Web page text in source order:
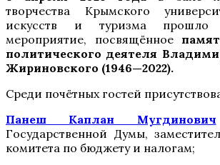
творчества Крымского
искусств и туризма прошло
мероприятие, посвящённое
политического деятеля
Жириновского (1946—2022).
Среди почётных гостей
Панеш Каплан Мугдинович
Государственной Думы,
комитета по бюджету и налогам;